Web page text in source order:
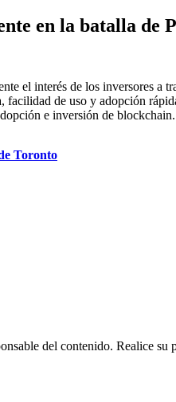
en la batalla de
el interés de los inversores a
de uso y adopción
e inversión de blockchain.
Toronto
del contenido. Realice